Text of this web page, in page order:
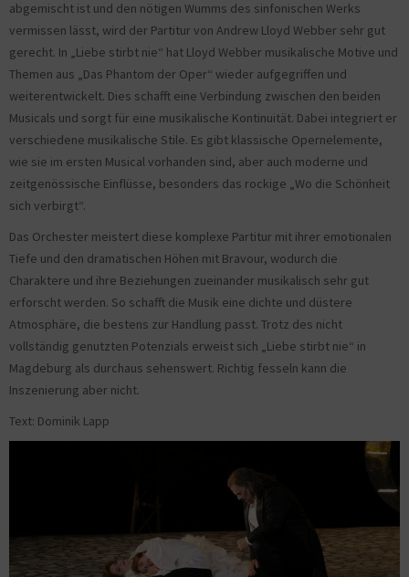
abgemischt ist und den nötigen Wumms des sinfonischen Werks
vermissen lässt, wird der Partitur von Andrew Lloyd Webber sehr gut
gerecht. In „Liebe stirbt nie“ hat Lloyd Webber musikalische Motive und
Themen aus „Das Phantom der Oper“ wieder aufgegriffen und
weiterentwickelt. Dies schafft eine Verbindung zwischen den beiden
Musicals und sorgt für eine musikalische Kontinuität. Dabei integriert er
verschiedene musikalische Stile. Es gibt klassische Opernelemente,
wie sie im ersten Musical vorhanden sind, aber auch moderne und
zeitgenössische Einflüsse, besonders das rockige „Wo die Schönheit
sich verbirgt“.
Das Orchester meistert diese komplexe Partitur mit ihrer emotionalen
Tiefe und den dramatischen Höhen mit Bravour, wodurch die
Charaktere und ihre Beziehungen zueinander musikalisch sehr gut
erforscht werden. So schafft die Musik eine dichte und düstere
Atmosphäre, die bestens zur Handlung passt. Trotz des nicht
vollständig genutzten Potenzials erweist sich „Liebe stirbt nie“ in
Magdeburg als durchaus sehenswert. Richtig fesseln kann die
Inszenierung aber nicht.
Text: Dominik Lapp